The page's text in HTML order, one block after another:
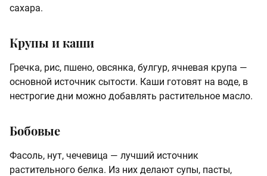
сахара.
Крупы и каши
Гречка, рис, пшено, овсянка, булгур, ячневая крупа —
основной источник сытости. Каши готовят на воде, в
нестрогие дни можно добавлять растительное масло.
Бобовые
Фасоль, нут, чечевица — лучший источник
растительного белка. Из них делают супы, пасты,